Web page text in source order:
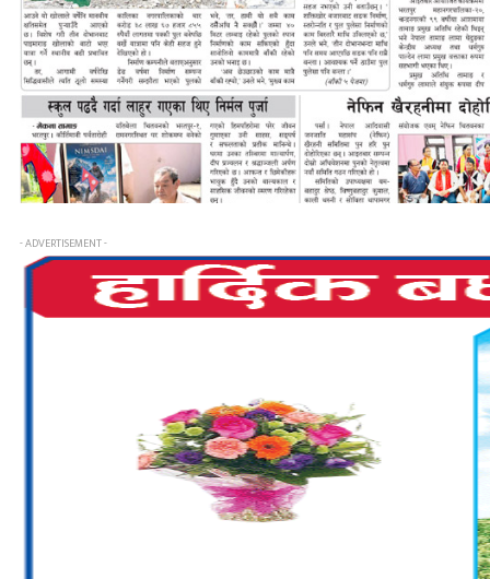
- ADVERTISEMENT -